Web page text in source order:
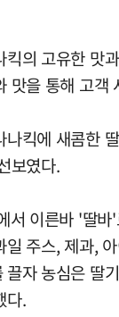
킥의 고유한 맛
맛을 통해 고객
나킥에 새콤한
보였다.
서 이른바 '딸
일 주스, 제과,
끌자 농심은 딸
다.